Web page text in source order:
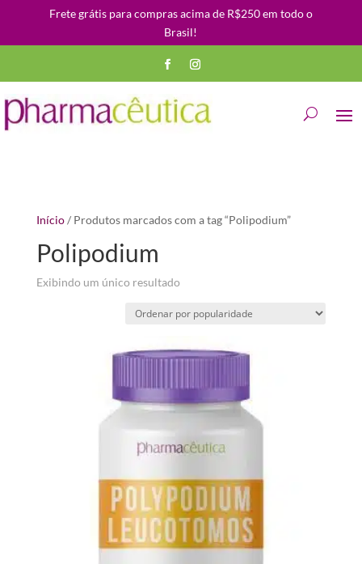
Frete grátis para compras acima de R$250 em todo o
Brasil!
Início/ Produtos marcados com a tag “Polipodium”
Polipodium
Exibindo um único resultado